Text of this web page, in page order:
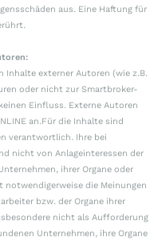
aus. Eine Haftung für
Inhalte externer Autoren (wie z.B.
oder nicht zur Smartbroker-
Einfluss. Externe Autoren
an.Für die Inhalte sind
verantwortlich. Ihre bei
nicht von Anlageinteressen der
ihrer Organe oder
die Meinungen
bzw. der Organe ihrer
nicht als Aufforderung
Unternehmen, ihre Organe